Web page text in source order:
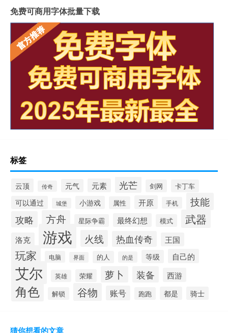
免费可商用字体批量下载
标签
云顶 传奇 元气 元素 光芒 剑网 卡丁车
可以通过 城堡 小游戏 属性 开原 手机 技能
攻略 方舟 星际争霸 最终幻想 模式 武器
洛克 游戏 火线 热血传奇 王国
玩家 电脑 界面 的人 的是 等级 自己的
艾尔 英雄 荣耀 萝卜 装备 西游
角色 解锁 谷物 账号 跑跑 都是 骑士
猜你想看的文章